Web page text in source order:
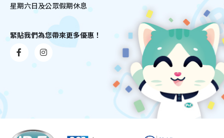
星期六日及公眾假期休息
緊貼我們為您帶來更多優惠！